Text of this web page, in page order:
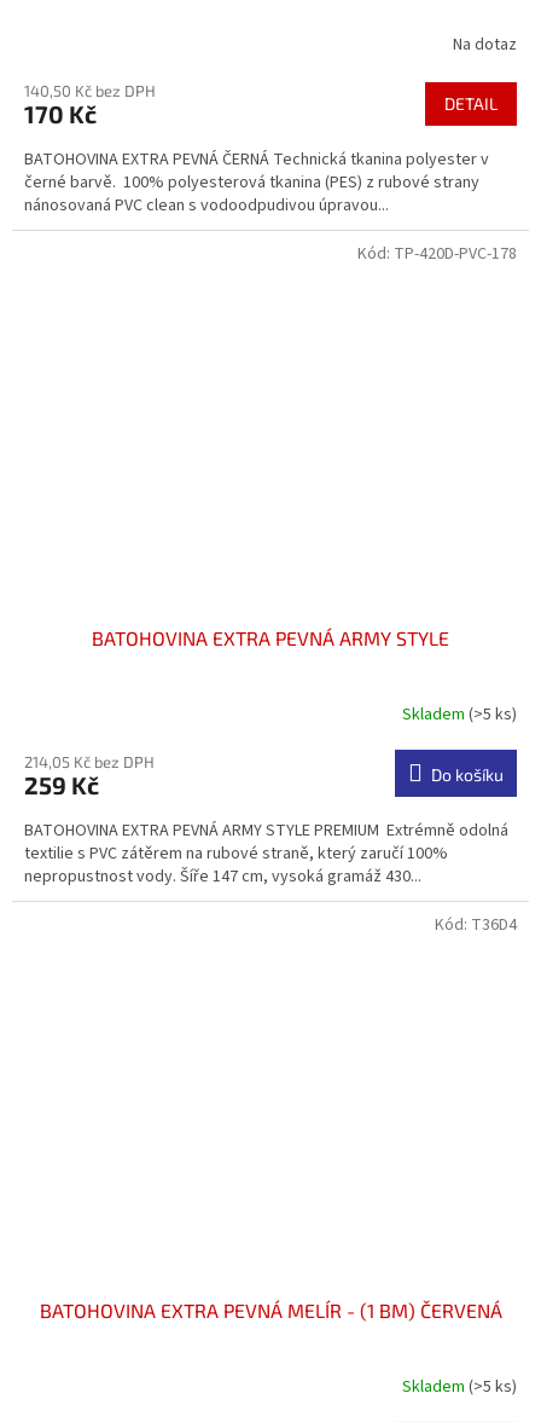
produktu
je
z
5
hvězdiček.
Na dotaz
140,50 Kč bez DPH
170 Kč DETAIL
BATOHOVINA EXTRA PEVNÁ ČERNÁ Technická tkanina polyester v
černé barvě. 100% polyesterová tkanina (PES) z rubové strany
nánosovaná PVC clean s vodoodpudivou úpravou...
BATOHOVINA EXTRA PEVNÁ ARMY STYLE
produktu
je
z
5
hvězdiček.
Skladem(>5 ks)
214,05 Kč bez DPH
259 Kč Do košíku
BATOHOVINA EXTRA PEVNÁ ARMY STYLE PREMIUM Extrémně odolná
textilie s PVC zátěrem na rubové straně, který zaručí 100%
nepropustnost vody. Šíře 147 cm, vysoká gramáž 430...
Kód: TP-420D-PVC-178
BATOHOVINA EXTRA PEVNÁ MELÍR - (1 BM) ČERVENÁ
Skladem(>5 ks)
Kód: T36D4